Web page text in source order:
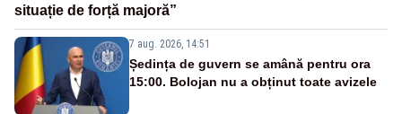
situație de forță majoră”
7 aug. 2026, 14:51
Ședința de guvern se amână pentru ora
15:00. Bolojan nu a obținut toate avizele